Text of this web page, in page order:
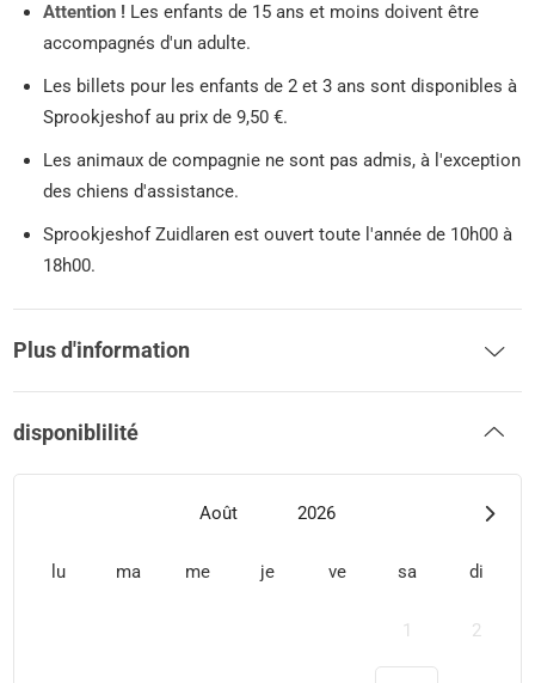
Attention ! Les enfants de 15 ans et moins doivent être
accompagnés d'un adulte.
Les billets pour les enfants de 2 et 3 ans sont disponibles à
Sprookjeshof au prix de 9,50 €.
Les animaux de compagnie ne sont pas admis, à l'exception
des chiens d'assistance.
Sprookjeshof Zuidlaren est ouvert toute l'année de 10h00 à
18h00.
Plus d'information
disponiblilité
Août 2026
lu ma me je ve sa di
1 2